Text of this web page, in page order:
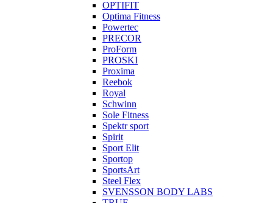
OPTIFIT
Optima Fitness
Powertec
PRECOR
ProForm
PROSKI
Proxima
Reebok
Royal
Schwinn
Sole Fitness
Spektr sport
Spirit
Sport Elit
Sportop
SportsArt
Steel Flex
SVENSSON BODY LABS